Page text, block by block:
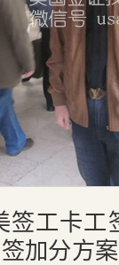
签工卡工
加分方